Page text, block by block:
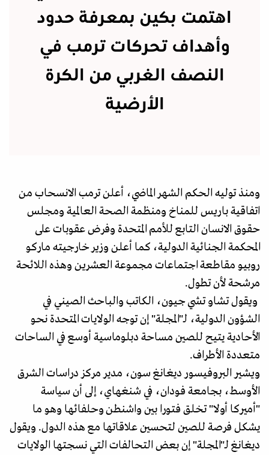
اهتمت بكين بمعرفة حدود
وأهداف تحركات ترمب في
النصف الغربي من الكرة
الأرضية
ومنذ توليه الحكم الشهر الماضي، أعلن ترمب الانسحاب من
اتفاقية باريس للمناخ ومنظمة الصحة العالمية ومجلس
حقوق الانسان التابع للأمم المتحدة وفرض عقوبات على
المحكمة الجنائية الدولية، كما أعلن وزير خارجيته ماركو
روبيو مقاطعة اجتماعات مجموعة العشرين وهذه اللائحة
مرشحة لأن تطول.
ويقول تشاو تشي جيون، الكاتب والباحث الصيني في
الشؤون الدولية، لـ"المجلة" إن توجه الولايات المتحدة نحو
الأحادية يتيح للصين مساحة دبلوماسية أوسع في الساحات
متعددة الأطراف.
ويشير البروفيسور ديغانغ سون، مدير مركز دراسات الشرق
الأوسط، بجامعة فودان، في شنغهاي، إلى أن سياسة
"أميركا أولا" تخلق فتورا بين واشنطن وحلفائها وهو ما
يشكل فرصة للصين لتحسين علاقاتها مع هذه الدول. ويقول
ديغانغ لـ"المجلة" إن بعض التحالفات التي نسجتها الولايات